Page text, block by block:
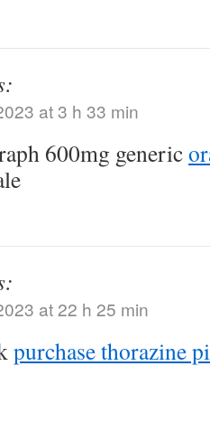
at 3 h 33 min
600mg generic
at 22 h 25 min
purchase thorazine